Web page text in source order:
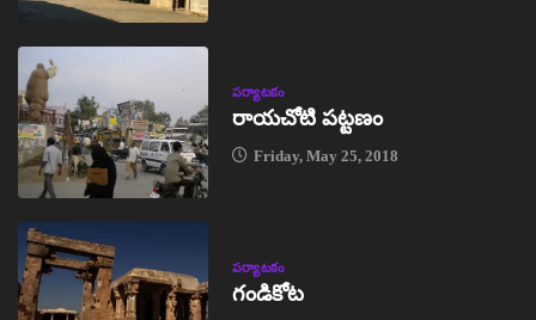
పర్యాటకం
రాయచోటి పట్టణం
Friday, May 25, 2018
పర్యాటకం
గండికోట